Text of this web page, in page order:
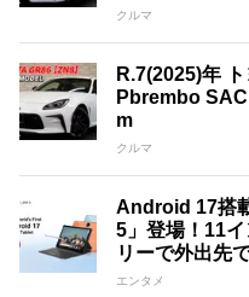
クルマ
R.7(2025)年
Pbrembo
m
クルマ
Android 17搭
5」登場！11
リーで外出先
エンタメ